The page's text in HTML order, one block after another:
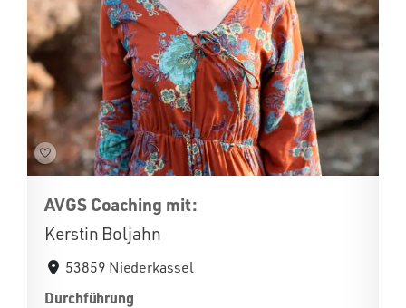
AVGS Coaching mit:
Kerstin Boljahn
53859 Niederkassel
Durchführung